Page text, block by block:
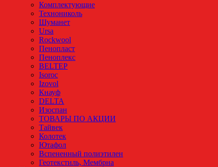
Комплектующие
Технониколь
Шуманет
Ursa
Rockwool
Пенопласт
Пеноплекс
BELTEP
Isoroc
Izovol
Кнауф
DELTA
Изоспан
ТОВАРЫ ПО АКЦИИ
Тайвек
Колотек
Ютафол
Вспененный полиэтилен
Геотекстиль, Мембрна